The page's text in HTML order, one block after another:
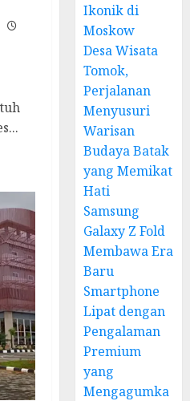
Ikonik di
Moskow
Desa Wisata
Tomok,
Perjalanan
Menyusuri
Warisan
Budaya Batak
yang Memikat
Hati
Samsung
Galaxy Z Fold
Membawa Era
Baru
Smartphone
Lipat dengan
Pengalaman
Premium
yang
Mengagumka